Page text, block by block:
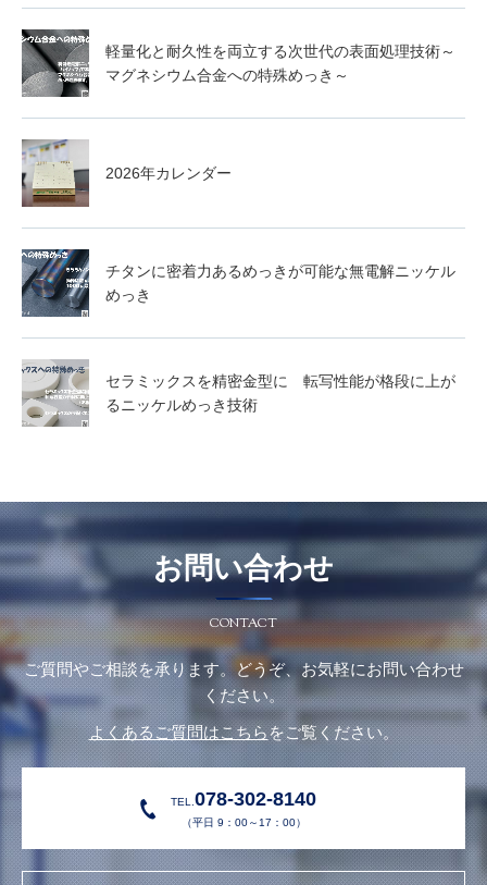
軽量化と耐久性を両立する次世代の表面処理技術～
マグネシウム合金への特殊めっき～
2026年カレンダー
チタンに密着力あるめっきが可能な無電解ニッケル
めっき
セラミックスを精密金型に 転写性能が格段に上が
るニッケルめっき技術
お問い合わせ
CONTACT
ご質問やご相談を承ります。どうぞ、お気軽にお問い合わせ
ください。
よくあるご質問はこちらをご覧ください。
TEL.078-302-8140
（平日 9：00～17：00）